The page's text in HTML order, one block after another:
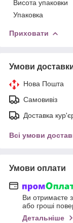
Висота упаковки
Упаковка
Приховати
Умови
Нова Пошта
Самовивіз
Доставка
Всі умови
Умови оплати
Ви отримаєте
або гроші
Детальніше